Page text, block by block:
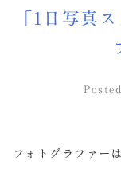
「1日写真
フォトグラファー